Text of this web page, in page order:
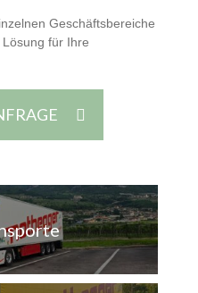
Geschäftsbereiche
für Ihre